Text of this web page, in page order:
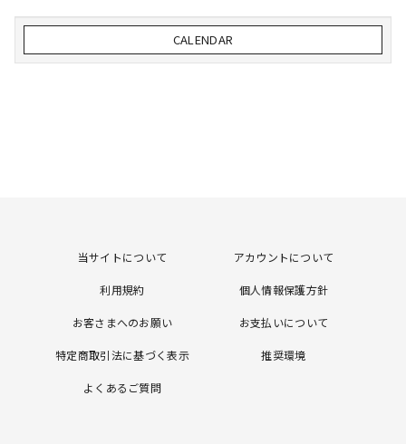
CALENDAR
当サイトについて アカウントについて
利用規約 個人情報保護方針
お客さまへのお願い お支払いについて
特定商取引法に基づく表示 推奨環境
よくあるご質問